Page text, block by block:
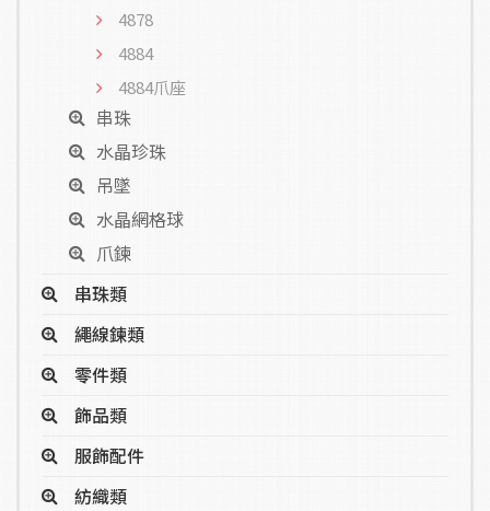
4878
4884
4884爪座
串珠
水晶珍珠
吊墜
水晶網格球
爪鍊
串珠類
繩線鍊類
零件類
飾品類
服飾配件
紡織類